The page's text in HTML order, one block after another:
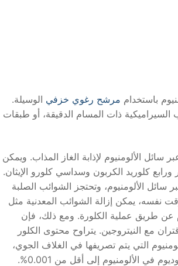
باستخدام مرشح رغوي خزفي الوسيلة.
السيراميكية ذات المسام الدقيقة، أو طبقات
الألومنيوم لإذابة الغاز المذاب. ويمكن
كلوريد الكربون وسداسي كلورو الإيثان.
سائل الألومنيوم، وتحتجز الشوائب الصلبة
نفسه، يمكن إزالة الشوائب المعدنية مثل
عن طريق عملية الكلورة. ومع ذلك، فإن
مع النيتروجين. يتراوح محتوى الكلور
الألومنيوم التي يتم تصريفها في الغلاف الجوي،
يمكن استخدام طريقة نثر مادة تدفق الكلوريد على سطح الألومنيوم لتقليل محتوى الصوديوم في الألومنيوم إلى أقل من 0.001%.